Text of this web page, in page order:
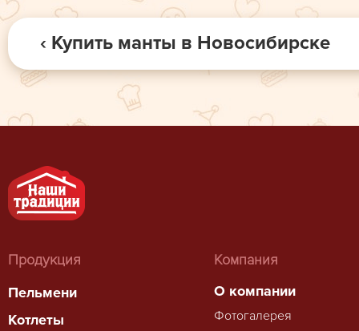
‹ Купить манты в Новосибирске
Продукция
Пельмени
Котлеты
Компания
О компании
Фотогалерея